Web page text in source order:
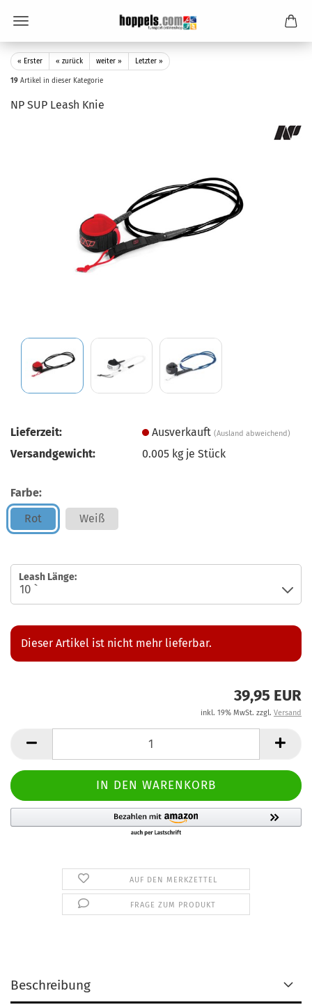
« Erster « zurück weiter » Letzter »
19 Artikel in dieser Kategorie
NP SUP Leash Knie
Lieferzeit: Ausverkauft(Ausland abweichend)
Versandgewicht: 0.005 kg je Stück
Farbe:
Rot
Weiß
Leash Länge:
Dieser Artikel ist nicht mehr lieferbar.
39,95 EUR
inkl. 19% MwSt. zzgl. Versand
AUF DEN MERKZETTEL
FRAGE ZUM PRODUKT
Beschreibung